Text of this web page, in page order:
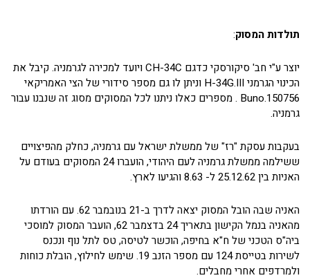
תולדות המסוק:
יוצר ע"י חב' סיקורסקי כדגם CH-34C ויועד למכירה לגרמניה. קיבל את
הכינוי הגרמני H-34G.III וניתן לו גם מספר סידורי של הצי האמריקאי
Buno.150756 . מספרים כאלו ניתנו לכל המסוקים מסוג זה שנבנו עבור
גרמניה.
בעקבות עסקת "רז" של ממשלת ישראל עם גרמניה, כחלק מהפיצויים
ששילמה ממשלת גרמניה לעם היהודי, הועברו 24 המסוקים בעודם על
האניות בין 25.12.62 ל- 8.63 והגיעו לארץ.
האניה שבה הובל המסוק יצאה לדרך ב-21 בנובמבר 62. עם הורדתו
מהאניה בנמל הקישון בתאריך 24 בדצמבר 62, הועבר המסוק למוסכי
ביה"ס הטכני של ח"א בחיפה, הוכשר לטיסה, טס לתל נוף ונכנס
לשירות בטייסת 124 עם מספר הזנב 19. שימש לחילוץ, הובלת כוחות
ולמרדפים אחרי מחבלים.